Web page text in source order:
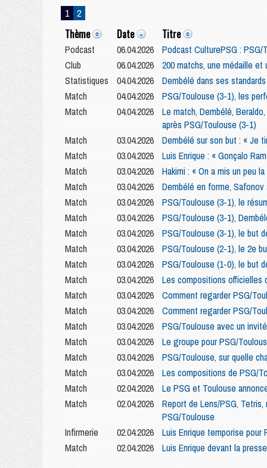
1 2
Thème Date Titre
Podcast 06.04.2026
Podcast CulturePSG :
Club
06.04.2026
200 matchs, une médaille et
Statistiques
04.04.2026
Dembélé dans ses
Match
04.04.2026
PSG/Toulouse (3-1), les
Match
04.04.2026
Le match, Dembélé,
après PSG/Toulouse (3-1)
Match
03.04.2026
Dembélé sur son but : « Je
Match
03.04.2026
Luis Enrique : « Gonçalo
Match
03.04.2026
Hakimi : « On a mis un peu
Match
03.04.2026
Dembélé en forme,
Match
03.04.2026
PSG/Toulouse (3-1), le
Match
03.04.2026
PSG/Toulouse (3-1),
Match
03.04.2026
PSG/Toulouse (3-1), le but
Match
03.04.2026
PSG/Toulouse (2-1), le 2e
Match
03.04.2026
PSG/Toulouse (1-0), le but
Match
03.04.2026
Les compositions officielles
Match
03.04.2026
Comment regarder PSG/
Match
03.04.2026
Comment regarder PSG/
Match
03.04.2026
PSG/Toulouse avec un
Match
03.04.2026
Le groupe pour PSG/
Match
03.04.2026
PSG/Toulouse, sur quelle
Match
03.04.2026
Les compositions de PSG/
Match
02.04.2026
Le PSG et Toulouse
Match
02.04.2026
Report de Lens/PSG,
PSG/Toulouse
Infirmerie
02.04.2026
Luis Enrique temporise pour
Match
02.04.2026 Luis Enrique devant la